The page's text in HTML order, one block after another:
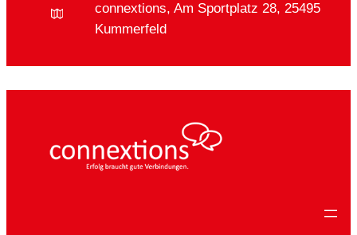
connextions, Am Sportplatz 28, 25495
Kummerfeld